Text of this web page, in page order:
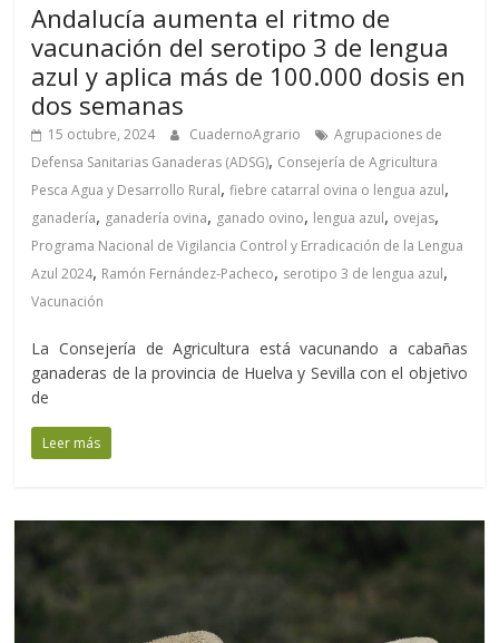
Andalucía aumenta el ritmo de
vacunación del serotipo 3 de lengua
azul y aplica más de 100.000 dosis en
dos semanas
15 octubre, 2024 CuadernoAgrario
Agrupaciones de
Defensa Sanitarias Ganaderas (ADSG), Consejería de Agricultura
Pesca Agua y Desarrollo Rural,fiebre catarral ovina o lengua azul,
ganadería, ganadería ovina, ganado ovino, lengua azul, ovejas,
Programa Nacional de Vigilancia Control y Erradicación de la Lengua
Azul 2024, Ramón Fernández-Pacheco, serotipo 3 de lengua azul,
Vacunación
La Consejería de Agricultura está vacunando a cabañas
ganaderas de la provincia de Huelva y Sevilla con el objetivo
de
Leer más